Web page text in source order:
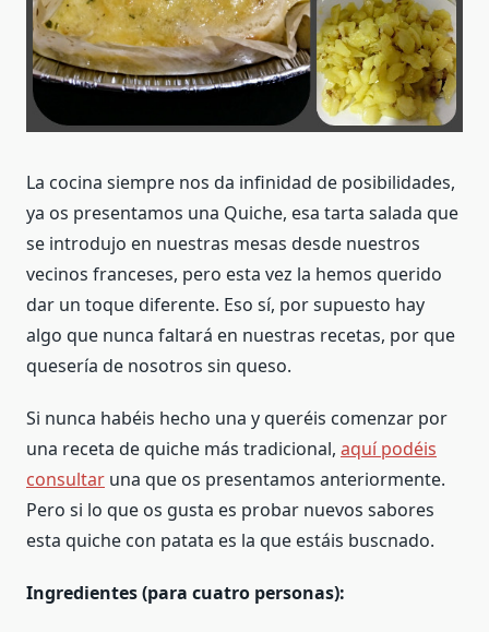
La cocina siempre nos da infinidad de posibilidades,
ya os presentamos una Quiche, esa tarta salada que
se introdujo en nuestras mesas desde nuestros
vecinos franceses, pero esta vez la hemos querido
dar un toque diferente. Eso sí, por supuesto hay
algo que nunca faltará en nuestras recetas, por que
quesería de nosotros sin queso.
Si nunca habéis hecho una y queréis comenzar por
una receta de quiche más tradicional, aquí podéis
consultar una que os presentamos anteriormente.
Pero si lo que os gusta es probar nuevos sabores
esta quiche con patata es la que estáis buscnado.
Ingredientes (para cuatro personas):